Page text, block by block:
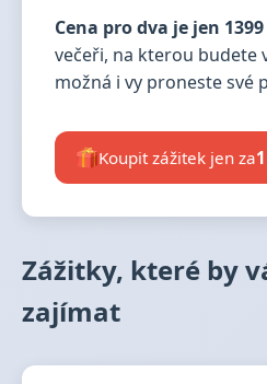
Cena pro dva je jen 1399
večeři, na kterou budete
možná i vy proneste své
Koupit zážitek jen za
Zážitky, které by
zajímat